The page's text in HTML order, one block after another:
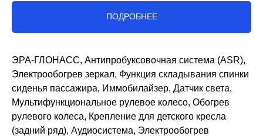
ПОДРОБНЕЕ
ЭРА-ГЛОНАСС, Антипробуксовочная система (ASR),
Электрообогрев зеркал, Функция складывания спинки
сиденья пассажира, Иммобилайзер, Датчик света,
Мультифункциональное рулевое колесо, Обогрев
рулевого колеса, Крепление для детского кресла
(задний ряд), Аудиосистема, Электрообогрев